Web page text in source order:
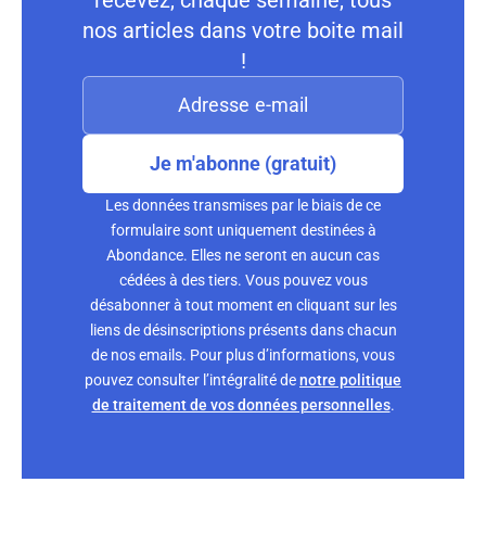
nos articles dans votre boite mail
!
Je m'abonne (gratuit)
Les données transmises par le biais de ce
formulaire sont uniquement destinées à
Abondance. Elles ne seront en aucun cas
cédées à des tiers. Vous pouvez vous
désabonner à tout moment en cliquant sur les
liens de désinscriptions présents dans chacun
de nos emails. Pour plus d’informations, vous
pouvez consulter l’intégralité denotre politique
de traitement de vos données personnelles.